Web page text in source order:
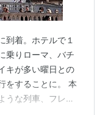
到着。ホテルで１
乗りローマ、バチ
キが多い曜日との
をすることに。 本
うな列車、フレッ